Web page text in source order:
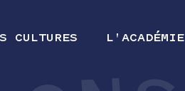
CULTURES L'ACADÉMIE